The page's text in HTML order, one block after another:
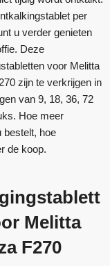
per
u verder genieten
Deze
voor Melitta
zijn te verkrijgen in
van 9, 18, 36, 72
Hoe meer
bestelt, hoe
de koop.
Melitta
F270